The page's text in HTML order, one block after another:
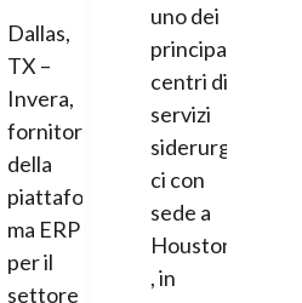
Dallas,
TX –
Invera,
fornitore
della
piattafor
ma ERP
per il
settore
uno dei
principali
centri di
servizi
siderurgi
ci con
sede a
Houston
, in